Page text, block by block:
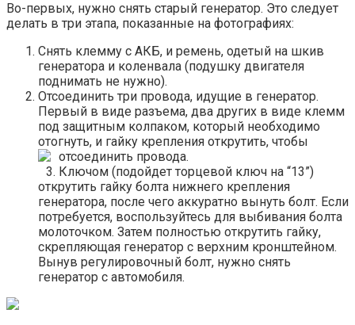
Во-первых, нужно снять старый генератор. Это следует
делать в три этапа, показанные на фотографиях:
Снять клемму с АКБ, и ремень, одетый на шкив
генератора и коленвала (подушку двигателя
поднимать не нужно).
Отсоединить три провода, идущие в генератор.
Первый в виде разъема, два других в виде клемм
под защитным колпаком, который необходимо
отогнуть, и гайку крепления открутить, чтобы
отсоединить провода.
Ключом (подойдет торцевой ключ на “13”)
открутить гайку болта нижнего крепления
генератора, после чего аккуратно вынуть болт. Если
потребуется, воспользуйтесь для выбивания болта
молоточком. Затем полностью открутить гайку,
скрепляющая генератор с верхним кронштейном.
Вынув регулировочный болт, нужно снять
генератор с автомобиля.